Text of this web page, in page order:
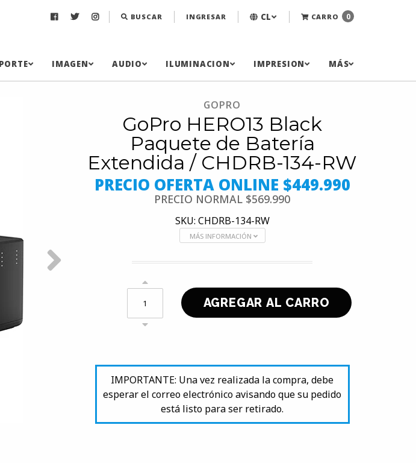
BUSCAR INGRESAR CL CARRO 0
IMAGEN AUDIO ILUMINACION IMPRESION MÁS
GOPRO
GoPro HERO13 Black
Paquete de Batería
Extendida / CHDRB-134-RW
PRECIO OFERTA ONLINE $449.990
PRECIO NORMAL $569.990
SKU: CHDRB-134-RW
MÁS INFORMACIÓN
IMPORTANTE: Una vez realizada la compra, debe
esperar el correo electrónico avisando que su pedido
está listo para ser retirado.